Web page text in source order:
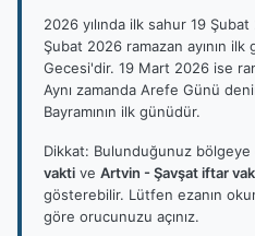
2026 yılında ilk sahur 19
Şubat 2026 ramazan ayının
Gecesi'dir. 19 Mart 2026 ise
Aynı zamanda Arefe Günü
Bayramının ilk günüdür.
Dikkat: Bulunduğunuz bölgeye
vakti ve Artvin - Şavşat iftar
gösterebilir. Lütfen ezanın
göre orucunuzu açınız.